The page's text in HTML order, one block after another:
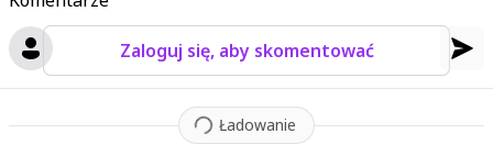
Zaloguj się, aby skomentować
Ładowanie